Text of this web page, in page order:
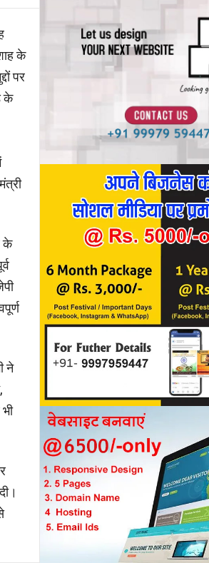
के
पर
के
के
ने